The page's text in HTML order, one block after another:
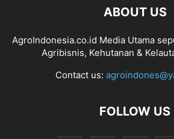
ABOUT US
AgroIndonesia.co.id Media Utama
Agribisnis, Kehutanan &
Contact us:
FOLLOW US